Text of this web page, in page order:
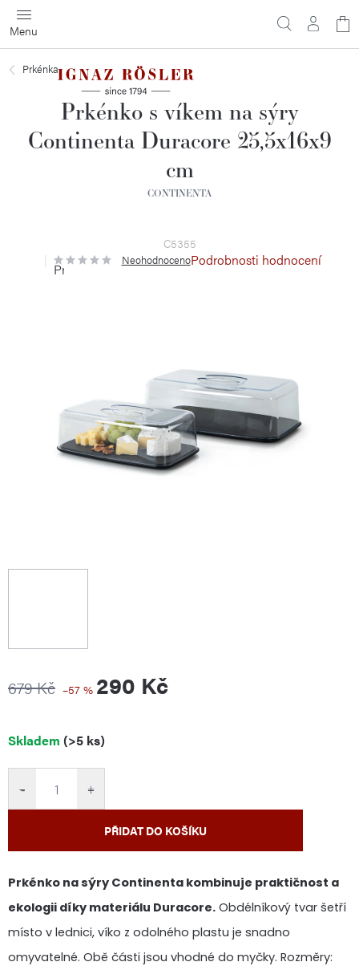
Přejít
na
obsah
Prkénka
Prkénko s víkem na sýry
Continenta Duracore 25,5x16x9
cm
CONTINENTA
C5355
Průměrné
hodnocení
NeohodnocenoPodrobnosti hodnocení
679 Kč –57 % 290 Kč
Měrná
Skladem (>5 ks)
+
−
PŘIDAT DO KOŠÍKU
Prkénko na sýry Continenta kombinuje praktičnost a
ekologii díky materiálu Duracore. Obdélníkový tvar šetří
místo v lednici, víko z odolného plastu je snadno
omyvatelné. Obě části jsou vhodné do myčky. Rozměry: